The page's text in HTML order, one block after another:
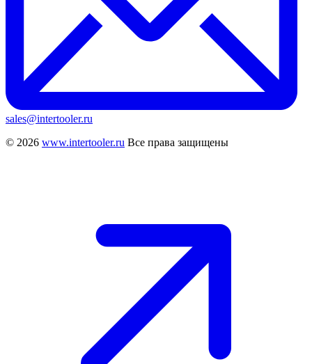
sales@intertooler.ru
© 2026 www.intertooler.ru Все права защищены